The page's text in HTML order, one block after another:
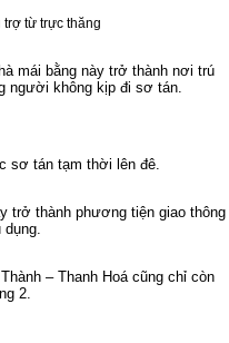
từ trực thăng
mái bằng này trở thành nơi trú
người không kịp đi sơ tán.
sơ tán tạm thời lên đê.
trở thành phương tiện giao thông
dụng.
– Thanh Hoá cũng chỉ còn
2.